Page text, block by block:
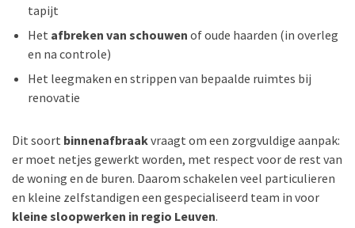
tapijt
Het afbreken van schouwen of oude haarden (in overleg
en na controle)
Het leegmaken en strippen van bepaalde ruimtes bij
renovatie
Dit soort binnenafbraakvraagt om een zorgvuldige aanpak:
er moet netjes gewerkt worden, met respect voor de rest van
de woning en de buren. Daarom schakelen veel particulieren
en kleine zelfstandigen een gespecialiseerd team in voor
kleine sloopwerken in regio Leuven.